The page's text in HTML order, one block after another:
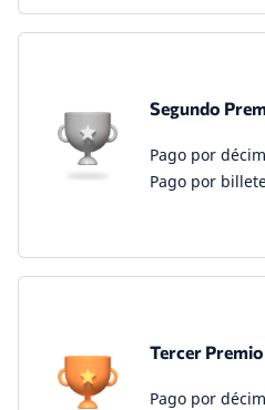
Segundo
Pago por
Pago por
Tercer Premio
Pago por